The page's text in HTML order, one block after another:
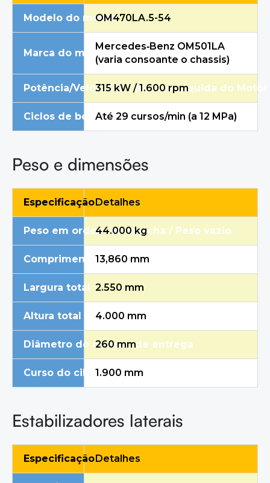
Modelo do motorOM470LA.5-54
Marca do motor
Mercedes‑Benz OM501LA
(varia consoante o chassis)
Potência/Velocidade Máxima Líquida do Motor
315 kW / 1.600 rpm
Ciclos de bombagem teóricos
Até 29 cursos/min (a 12 MPa)
Peso e dimensões
EspecificaçãoDetalhes
Peso em ordem de marcha / Peso vazio
44.000 kg
Comprimento total13,860 mm
Largura total 2.550 mm
Altura total 4.000 mm
Diâmetro do cilindro de entrega
260 mm
Curso do cilindro de entrega
1.900 mm
Estabilizadores laterais
EspecificaçãoDetalhes